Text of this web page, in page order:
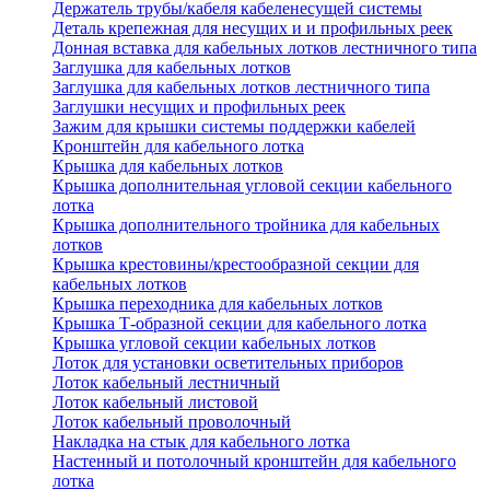
Держатель трубы/кабеля кабеленесущей системы
Деталь крепежная для несущих и и профильных реек
Донная вставка для кабельных лотков лестничного типа
Заглушка для кабельных лотков
Заглушка для кабельных лотков лестничного типа
Заглушки несущих и профильных реек
Зажим для крышки системы поддержки кабелей
Кронштейн для кабельного лотка
Крышка для кабельных лотков
Крышка дополнительная угловой секции кабельного
лотка
Крышка дополнительного тройника для кабельных
лотков
Крышка крестовины/крестообразной секции для
кабельных лотков
Крышка переходника для кабельных лотков
Крышка Т-образной секции для кабельного лотка
Крышка угловой секции кабельных лотков
Лоток для установки осветительных приборов
Лоток кабельный лестничный
Лоток кабельный листовой
Лоток кабельный проволочный
Накладка на стык для кабельного лотка
Настенный и потолочный кронштейн для кабельного
лотка